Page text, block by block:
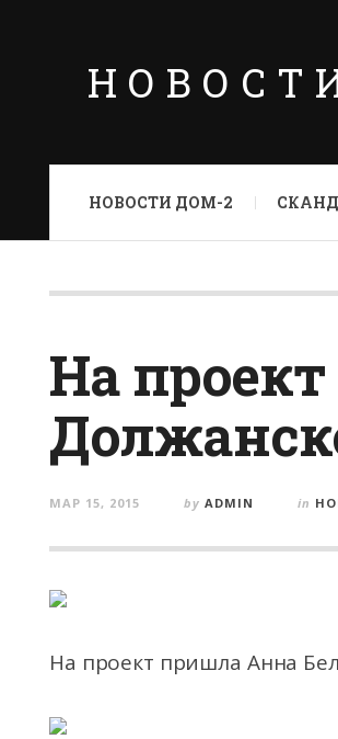
НОВОСТИ ДОМ-2
На
МАР 15, 2015 by ADMIN in
На проект пришла Анна